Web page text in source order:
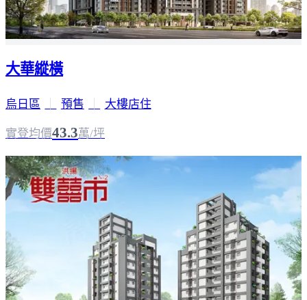
大華縱橫
烏日區 預售 大樓店住
實登均價43.3萬/坪